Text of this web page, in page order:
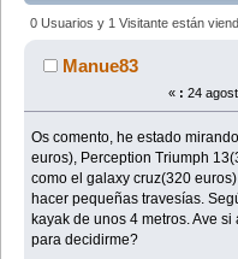
mundo del kayak (Leído
0 Usuarios y 1 Visitante están
Manue83
« : 24
Os comento, he estado
euros), Perception Triumph
como el galaxy cruz(320
hacer pequeñas travesías.
kayak de unos 4 metros. Ave
para decidirme?